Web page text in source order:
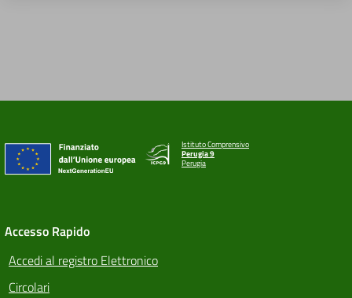
Istituto Comprensivo
Perugia 9
Perugia
Accesso Rapido
Accedi al registro Elettronico
Circolari